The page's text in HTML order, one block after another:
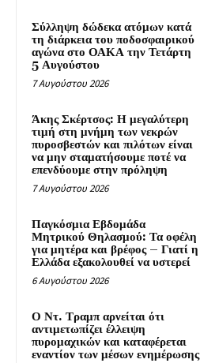
Σύλληψη δώδεκα ατόμων κατά
τη διάρκεια του ποδοσφαιρικού
αγώνα στο ΟΑΚΑ την Τετάρτη
5 Αυγούστου
7 Αυγούστου 2026
Άκης Σκέρτσος: Η μεγαλύτερη
τιμή στη μνήμη των νεκρών
πυροσβεστών και πιλότων είναι
να μην σταματήσουμε ποτέ να
επενδύουμε στην πρόληψη
7 Αυγούστου 2026
Παγκόσμια Εβδομάδα
Μητρικού Θηλασμού: Τα οφέλη
για μητέρα και βρέφος – Γιατί η
Ελλάδα εξακολουθεί να υστερεί
6 Αυγούστου 2026
Ο Ντ. Τραμπ αρνείται ότι
αντιμετωπίζει έλλειψη
πυρομαχικών και καταφέρεται
εναντίον των μέσων ενημέρωσης